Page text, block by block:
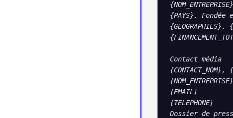
{PAYS}. Fondée
Contact média
{CONTACT_NOM},
{NOM_ENTREPRISE}
{EMAIL}
{TELEPHONE}
Dossier de